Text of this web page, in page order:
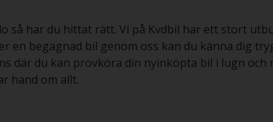
så har du hittat rätt. Vi på Kvdbil har ett stort
en begagnad bil genom oss kan du känna dig
där du kan provköra din nyinköpta bil i lugn och
hand om allt.